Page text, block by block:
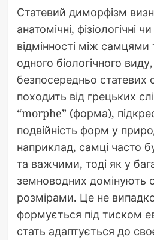
Статевий диморфізм
анатомічні, фізіологічні
відмінності між
одного біологічного
безпосередньо статевих
походить від грецьких
“morphe” (форма),
подвійність форм у
наприклад, самці часто
та важчими, тоді як у
земноводних домінують
розмірами. Це не
формується під тиском
стать адаптується до